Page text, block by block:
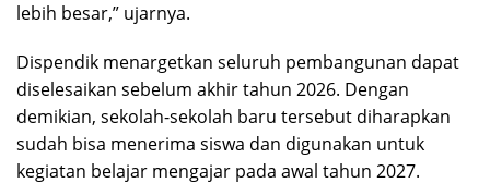
lebih besar,” ujarnya.
Dispendik menargetkan seluruh pembangunan dapat
diselesaikan sebelum akhir tahun 2026. Dengan
demikian, sekolah-sekolah baru tersebut diharapkan
sudah bisa menerima siswa dan digunakan untuk
kegiatan belajar mengajar pada awal tahun 2027.